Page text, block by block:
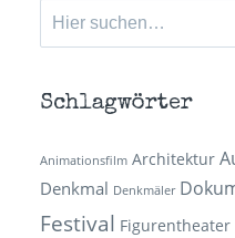
Suchen
nach:
Schlagwörter
Animationsfilm Architektur
Denkmal Denkmäler
Festival Figurentheater